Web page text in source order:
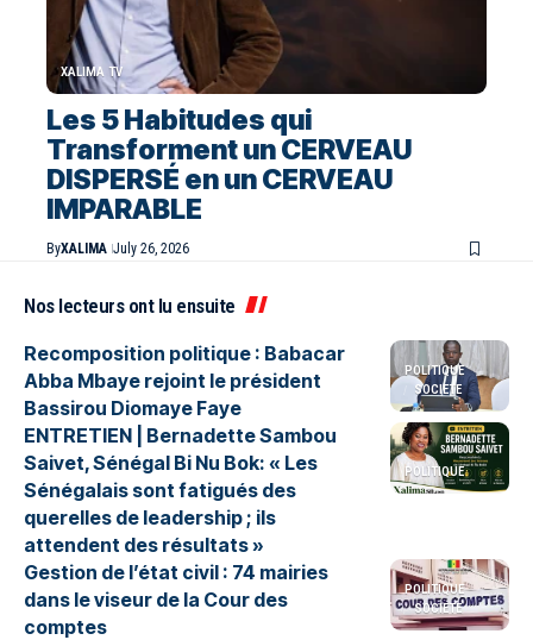
XALIMA TV
Les 5 Habitudes qui
Transforment un CERVEAU
DISPERSÉ en un CERVEAU
IMPARABLE
ByXALIMA July 26, 2026
Nos lecteurs ont lu ensuite
POLITIQUE
SOCIETE
Recomposition politique : Babacar
Abba Mbaye rejoint le président
Bassirou Diomaye Faye
POLITIQUE
ENTRETIEN | Bernadette Sambou
Saivet, Sénégal Bi Nu Bok: « Les
Sénégalais sont fatigués des
querelles de leadership ; ils
attendent des résultats »
POLITIQUE
SOCIETE
Gestion de l’état civil : 74 mairies
dans le viseur de la Cour des
comptes